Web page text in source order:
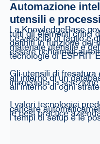
Automazione
utensili e processi
La KnowledgeBase
tutti gli elementi critici
Le velocità di taglio e
definiti in funzione del
materiale utensile e
essere richiamati
tecnologie di ESPRIT
Gli utensili di fresatura
all’interno di un
immediata la
all’interno di ogni
I valori tecnologici
caricare
le best practice
i tempi di setup e le